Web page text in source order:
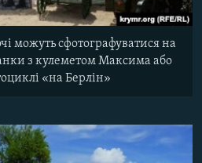
можуть сфотографуватися на
з кулеметом Максима або
«на Берлін»